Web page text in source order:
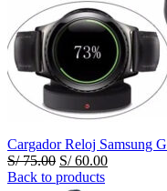
Cargador Reloj Samsung
S/75.00 El
precio
S/60.00El
Back to products